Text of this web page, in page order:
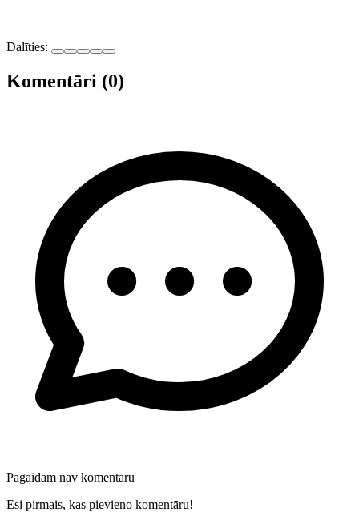
Dalīties:
Komentāri (0)
Pagaidām nav komentāru
Esi pirmais, kas pievieno komentāru!